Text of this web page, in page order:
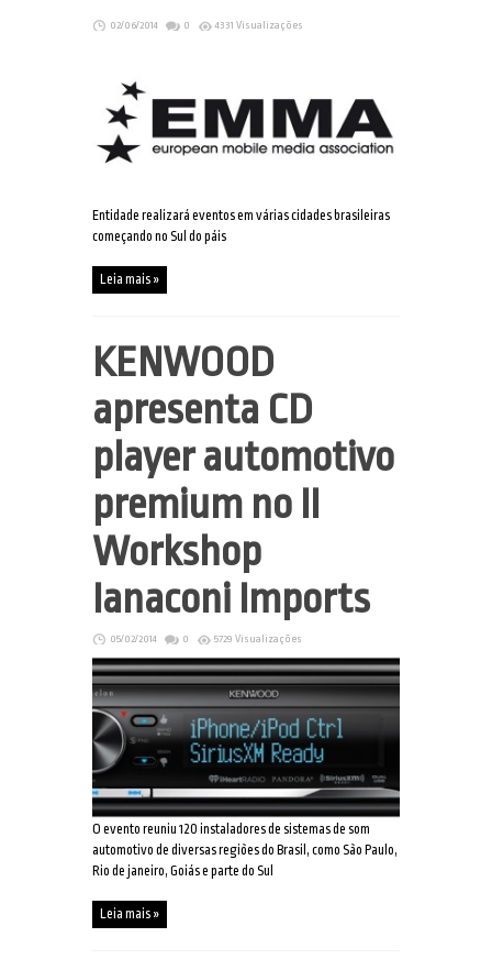
02/06/2014 0 4331 Visualizações
Entidade realizará eventos em várias cidades brasileiras
começando no Sul do páis
Leia mais »
KENWOOD
apresenta CD
player automotivo
premium no II
Workshop
Ianaconi Imports
05/02/2014 0 5729 Visualizações
O evento reuniu 120 instaladores de sistemas de som
automotivo de diversas regiões do Brasil, como São Paulo,
Rio de janeiro, Goiás e parte do Sul
Leia mais »